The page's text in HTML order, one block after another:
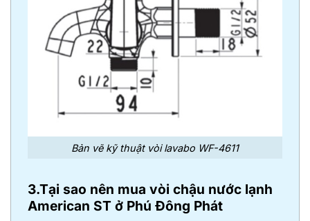
Bản vẽ kỹ thuật vòi lavabo WF-4611
3.Tại sao nên mua vòi chậu nước lạnh
American ST ở Phú Đông Phát